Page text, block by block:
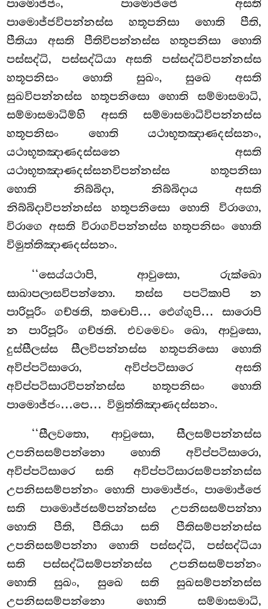
පාමොජ්ජං, පාමොජ්ජෙ අසති
පාමොජ්ජවිපන්නස්ස හතූපනිසා හොති පීති,
පීතියා අසති පීතිවිපන්නස්ස හතූපනිසා හොති
පස්සද්ධි, පස්සද්ධියා අසති පස්සද්ධිවිපන්නස්ස
හතූපනිසං හොති සුඛං, සුඛෙ අසති
සුඛවිපන්නස්ස හතූපනිසො හොති සම්මාසමාධි,
සම්මාසමාධිම්හි අසති සම්මාසමාධිවිපන්නස්ස
හතූපනිසං හොති යථාභූතඤාණදස්සනං,
යථාභූතඤාණදස්සනෙ අසති
යථාභූතඤාණදස්සනවිපන්නස්ස හතූපනිසා
හොති නිබ්බිදා, නිබ්බිදාය අසති
නිබ්බිදාවිපන්නස්ස හතූපනිසො හොති විරාගො,
විරාගෙ අසති විරාගවිපන්නස්ස හතූපනිසං හොති
විමුත්තිඤාණදස්සනං.
‘‘සෙය්යථාපි, ආවුසො, රුක්ඛො
සාඛාපලාසවිපන්නො. තස්ස පපටිකාපි න
පාරිපූරිං ගච්ඡති, තචොපි… ඵෙග්ගුපි… සාරොපි
න පාරිපූරිං ගච්ඡති. එවමෙවං ඛො, ආවුසො,
දුස්සීලස්ස සීලවිපන්නස්ස හතූපනිසො හොති
අවිප්පටිසාරො, අවිප්පටිසාරෙ අසති
අවිප්පටිසාරවිපන්නස්ස හතූපනිසං හොති
පාමොජ්ජං…පෙ… විමුත්තිඤාණදස්සනං.
‘‘සීලවතො, ආවුසො, සීලසම්පන්නස්ස
උපනිසසම්පන්නො හොති අවිප්පටිසාරො,
අවිප්පටිසාරෙ සති අවිප්පටිසාරසම්පන්නස්ස
උපනිසසම්පන්නං හොති පාමොජ්ජං, පාමොජ්ජෙ
සති පාමොජ්ජසම්පන්නස්ස උපනිසසම්පන්නා
හොති පීති, පීතියා සති පීතිසම්පන්නස්ස
උපනිසසම්පන්නා හොති පස්සද්ධි, පස්සද්ධියා
සති පස්සද්ධිසම්පන්නස්ස උපනිසසම්පන්නං
හොති සුඛං, සුඛෙ සති සුඛසම්පන්නස්ස
උපනිසසම්පන්නො හොති සම්මාසමාධි,